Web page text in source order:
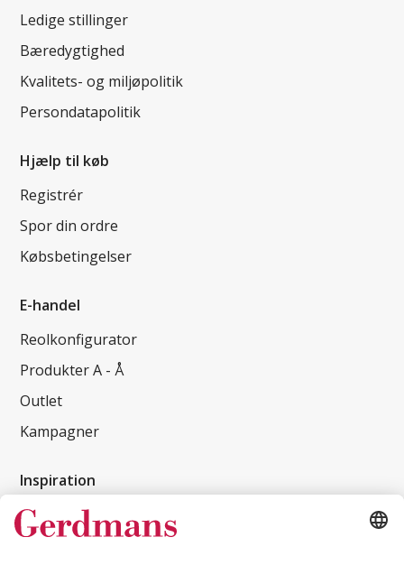
Ledige stillinger
Bæredygtighed
Kvalitets- og miljøpolitik
Persondatapolitik
Hjælp til køb
Registrér
Spor din ordre
Købsbetingelser
E-handel
Reolkonfigurator
Produkter A - Å
Outlet
Kampagner
Inspiration
Kundereferencer